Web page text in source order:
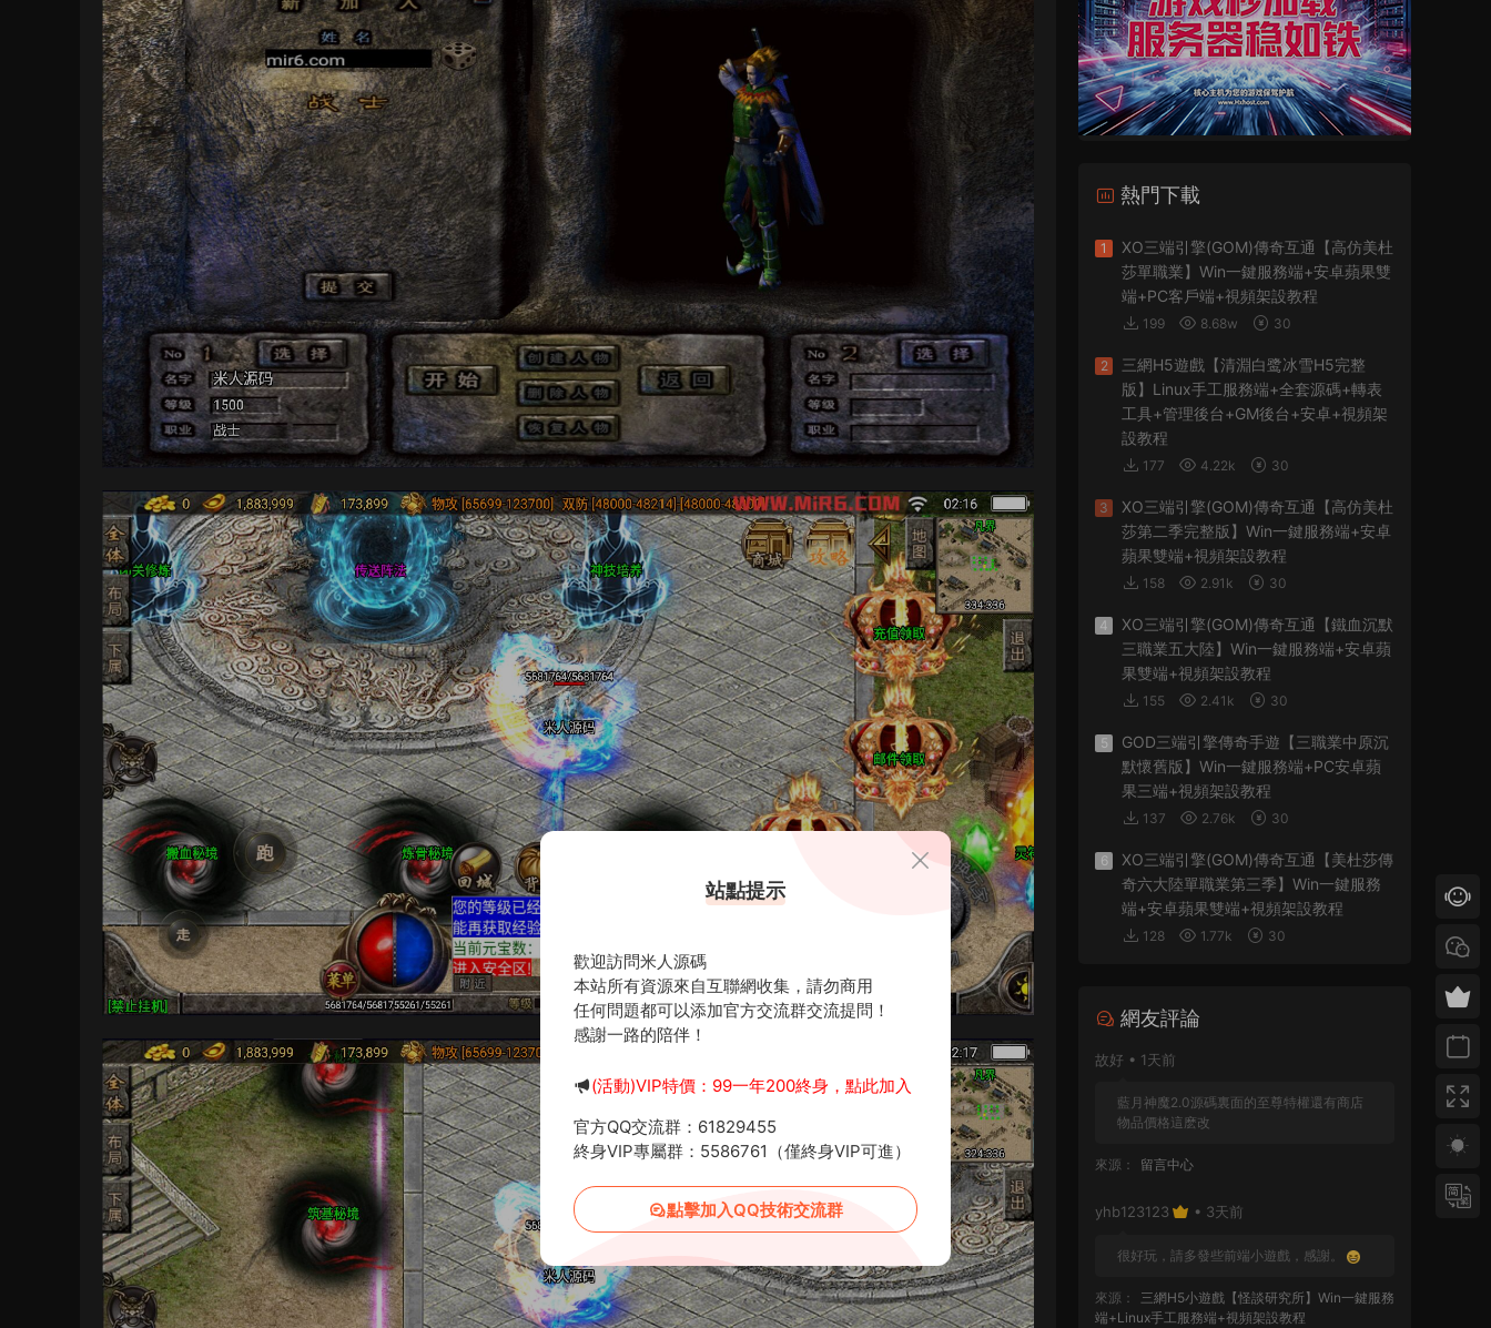
熱門下載
1
XO三端引擎(GOM)傳奇互通【高仿美杜
莎單職業】Win一鍵服務端+安卓蘋果雙
端+PC客戶端+視頻架設教程
199 8.68w 30
2
三網H5遊戲【清淵白鹭冰雪H5完整
版】Linux手工服務端+全套源碼+轉表
工具+管理後台+GM後台+安卓+視頻架
設教程
177 4.22k 30
3
XO三端引擎(GOM)傳奇互通【高仿美杜
莎第二季完整版】Win一鍵服務端+安卓
蘋果雙端+視頻架設教程
158 2.91k 30
4
XO三端引擎(GOM)傳奇互通【鐵血沉默
三職業五大陸】Win一鍵服務端+安卓蘋
果雙端+視頻架設教程
155 2.41k 30
5
GOD三端引擎傳奇手遊【三職業中原沉
默懷舊版】Win一鍵服務端+PC安卓蘋
果三端+視頻架設教程
137 2.76k 30
6
XO三端引擎(GOM)傳奇互通【美杜莎傳
奇六大陸單職業第三季】Win一鍵服務
端+安卓蘋果雙端+視頻架設教程
128 1.77k 30
網友評論
故好 • 1天前
藍月神魔2.0源碼裏面的至尊特權還有商店
物品價格這麽改
來源： 留言中心
yhb123123 • 3天前
很好玩，請多發些前端小遊戲，感謝。
來源：
三網H5小遊戲【怪談研究所】Win一鍵服務
端+Linux手工服務端+視頻架設教程
站點提示
歡迎訪問米人源碼
本站所有資源來自互聯網收集，請勿商用
任何問題都可以添加官方交流群交流提問！
感謝一路的陪伴！
(活動)VIP特價：99一年200終身，點此加入
官方QQ交流群：61829455
終身VIP專屬群：5586761（僅終身VIP可進）
點擊加入QQ技術交流群